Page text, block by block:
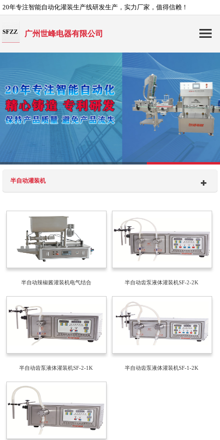
20年专注智能自动化灌装生产线研发生产，实力厂家，值得信赖！
广州世峰电器有限公司
半自动灌装机
半自动辣椒酱灌装机电气结合 半自动齿泵液体灌装机SF-2-2K
半自动齿泵液体灌装机SF-2-1K 半自动齿泵液体灌装机SF-1-2K